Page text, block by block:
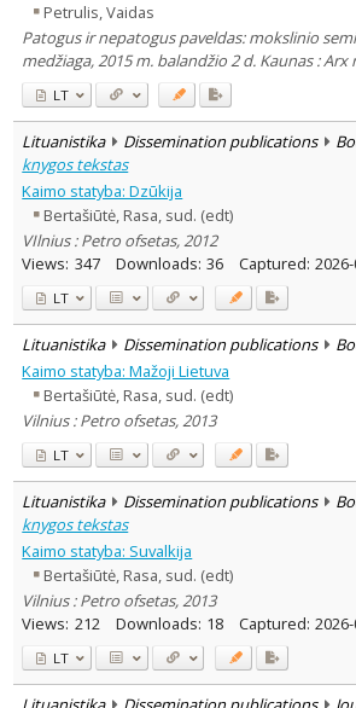
Petrulis, Vaidas
Patogus ir nepatogus paveldas: mokslinio
medžiaga, 2015 m. balandžio 2 d. Kaunas : Arx
LT
Lituanistika Dissemination publications
knygos tekstas
Kaimo statyba: Dzūkija
Bertašiūtė, Rasa, sud. (edt)
VIlnius : Petro ofsetas, 2012
Views: 347 Downloads: 36 Captured:
LT
Lituanistika Dissemination publications
Kaimo statyba: Mažoji Lietuva
Bertašiūtė, Rasa, sud. (edt)
Vilnius : Petro ofsetas, 2013
LT
Lituanistika Dissemination publications
knygos tekstas
Kaimo statyba: Suvalkija
Bertašiūtė, Rasa, sud. (edt)
Vilnius : Petro ofsetas, 2013
Views: 212 Downloads: 18 Captured:
LT